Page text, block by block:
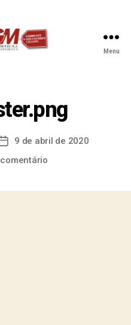
Menu
9 de abril de 2020